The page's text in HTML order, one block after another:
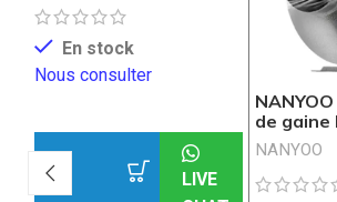
En stock
Nous consulter
LIVE
de gaine
NANYOO